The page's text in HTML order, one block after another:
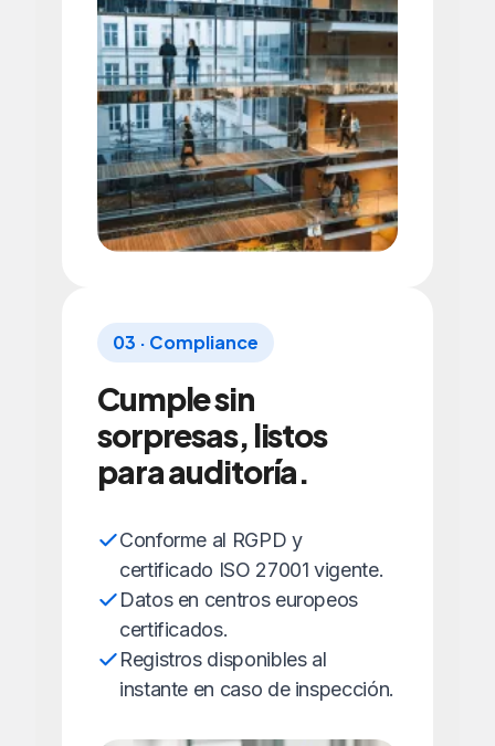
03 · Compliance
Cumple sin
sorpresas, listos
para auditoría.
Conforme al RGPD y
certificado ISO 27001 vigente.
Datos en centros europeos
certificados.
Registros disponibles al
instante en caso de inspección.